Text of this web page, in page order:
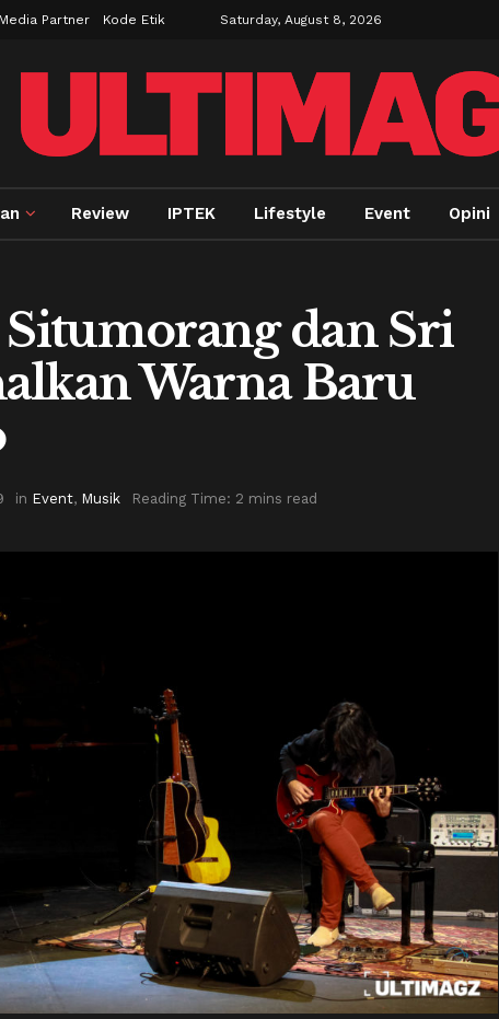
Partner Kode Etik Saturday, August 8, 2026
Review IPTEK Lifestyle Event Opini
Situmorang dan Sri
Warna Baru
in Event, Musik Reading Time: 2 mins read